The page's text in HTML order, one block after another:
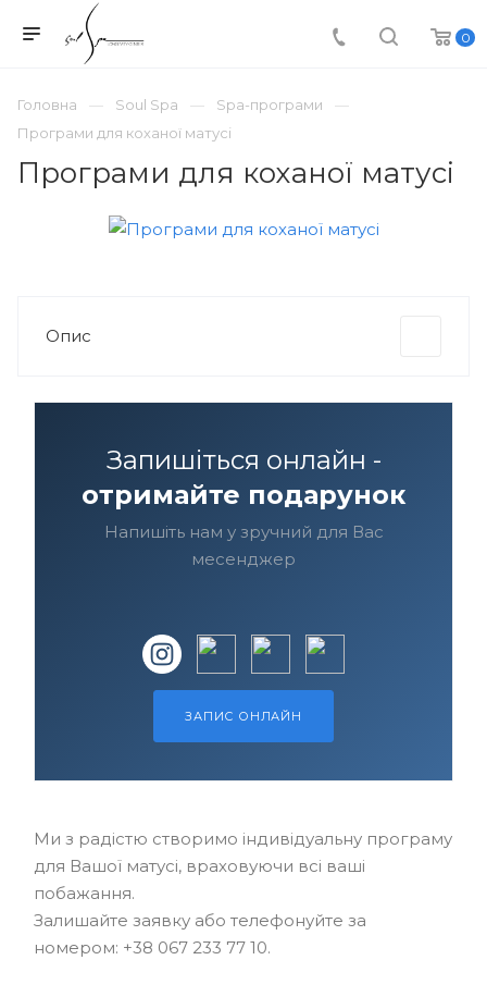
0
Головна Soul Spa
Spa-програми
Програми для коханої матусі
Програми для коханої матусі
Опис
Запишіться онлайн -
отримайте подарунок
Напишіть нам у зручний для Вас
месенджер
ЗАПИС ОНЛАЙН
Ми з радістю створимо індивідуальну програму
для Вашої матусі, враховуючи всі ваші
побажання.
Залишайте заявку або телефонуйте за
номером: +38 067 233 77 10.